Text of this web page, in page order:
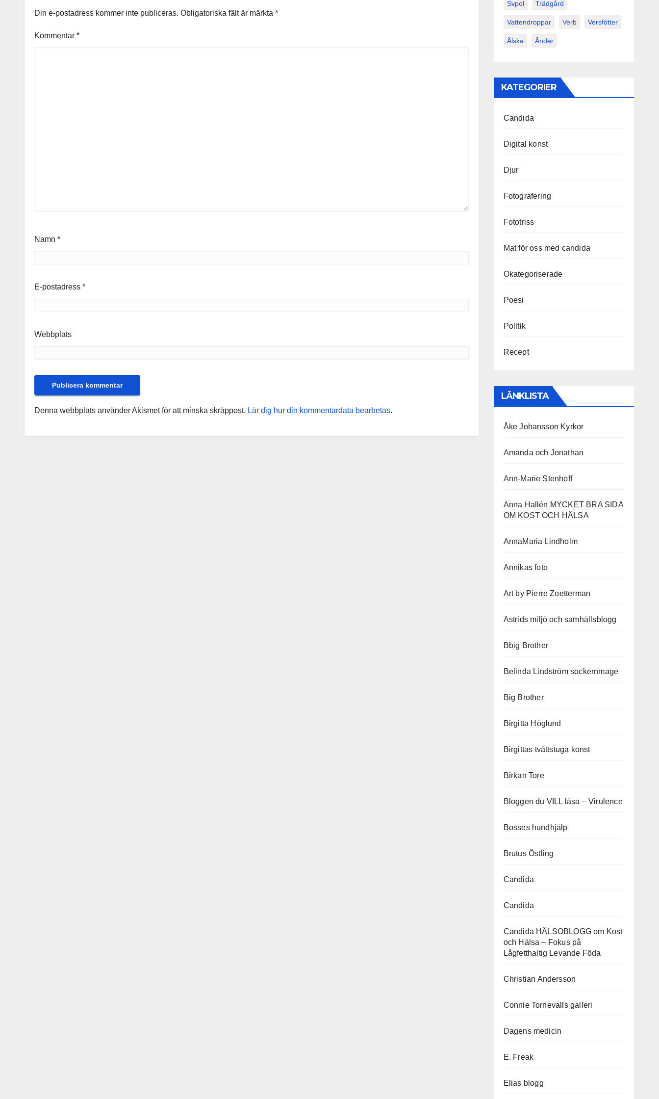
Din e-postadress kommer inte publiceras. Obligatoriska fält är märkta *
Kommentar *
Namn *
E-postadress *
Webbplats
Denna webbplats använder Akismet för att minska skräppost. Lär dig hur din kommentardata bearbetas.
Svpol Trädgård
Vattendroppar Verb Versfötter
Älska Änder
KATEGORIER
Candida
Digital konst
Djur
Fotografering
Fototriss
Mat för oss med candida
Okategoriserade
Poesi
Politik
Recept
LÄNKLISTA
Åke Johansson Kyrkor
Amanda och Jonathan
Ann-Marie Stenhoff
Anna Hallén MYCKET BRA SIDA
OM KOST OCH HÄLSA
AnnaMaria Lindholm
Annikas foto
Art by Pierre Zoetterman
Astrids miljö och samhällsblogg
Bbig Brother
Belinda Lindström sockernmage
Big Brother
Birgitta Höglund
Birgittas tvättstuga konst
Birkan Tore
Bloggen du VILL läsa – Virulence
Bosses hundhjälp
Brutus Östling
Candida
Candida
Candida HÄLSOBLOGG om Kost
och Hälsa – Fokus på
Lågfetthaltig Levande Föda
Christian Andersson
Connie Tornevalls galleri
Dagens medicin
E. Freak
Elias blogg